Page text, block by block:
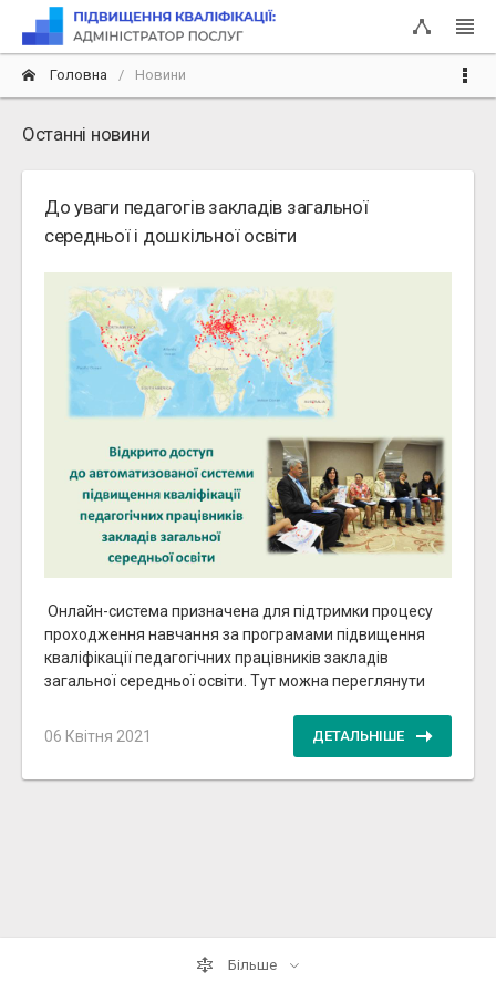
Головна Новини
Останні новини
До уваги педагогів закладів загальної
середньої і дошкільної освіти
Онлайн-система призначена для підтримки процесу
проходження навчання за програмами підвищення
кваліфікації педагогічних працівників закладів
загальної середньої освіти. Тут можна переглянути
06 Квітня 2021 ДЕТАЛЬНІШЕ
Більше